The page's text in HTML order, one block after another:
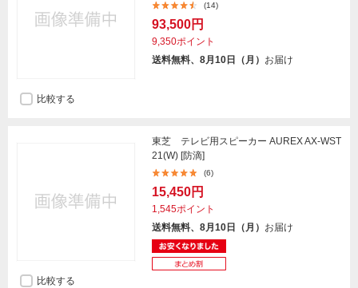
(14)
93,500円
9,350ポイント
送料無料、8月10日（月） お届け
比較する
東芝 テレビ用スピーカー AUREX AX-WST
21(W) [防滴]
(6)
15,450円
1,545ポイント
送料無料、8月10日（月） お届け
比較する